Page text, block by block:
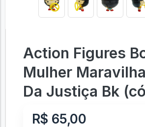
Action Figures
Mulher
Da Justiça Bk
R$ 65,00